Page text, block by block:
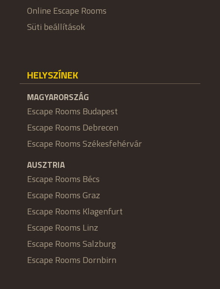
Online Escape Rooms
Süti beállítások
HELYSZÍNEK
MAGYARORSZÁG
Escape Rooms Budapest
Escape Rooms Debrecen
Escape Rooms Székesfehérvár
AUSZTRIA
Escape Rooms Bécs
Escape Rooms Graz
Escape Rooms Klagenfurt
Escape Rooms Linz
Escape Rooms Salzburg
Escape Rooms Dornbirn